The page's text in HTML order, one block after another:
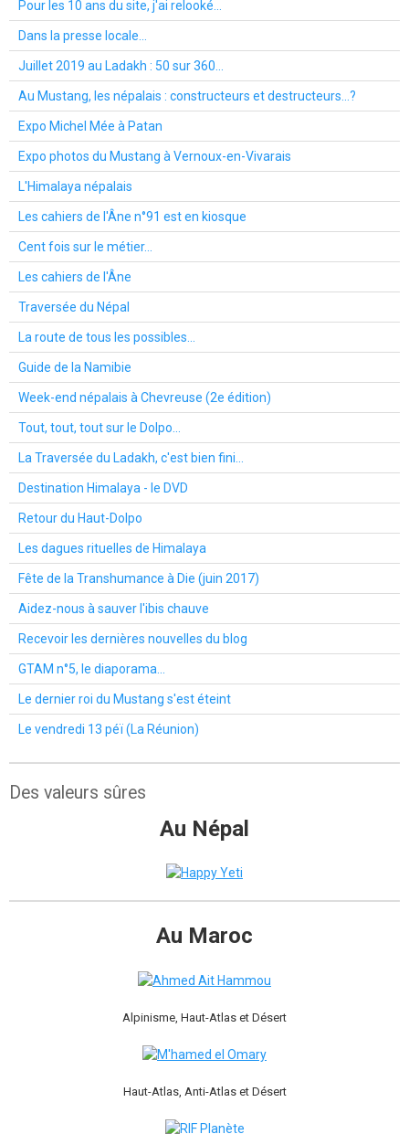
Pour les 10 ans du site, j'ai relooké...
Dans la presse locale...
Juillet 2019 au Ladakh : 50 sur 360...
Au Mustang, les népalais : constructeurs et destructeurs...?
Expo Michel Mée à Patan
Expo photos du Mustang à Vernoux-en-Vivarais
L'Himalaya népalais
Les cahiers de l'Âne n°91 est en kiosque
Cent fois sur le métier...
Les cahiers de l'Âne
Traversée du Népal
La route de tous les possibles...
Guide de la Namibie
Week-end népalais à Chevreuse (2e édition)
Tout, tout, tout sur le Dolpo...
La Traversée du Ladakh, c'est bien fini...
Destination Himalaya - le DVD
Retour du Haut-Dolpo
Les dagues rituelles de Himalaya
Fête de la Transhumance à Die (juin 2017)
Aidez-nous à sauver l'ibis chauve
Recevoir les dernières nouvelles du blog
GTAM n°5, le diaporama...
Le dernier roi du Mustang s'est éteint
Le vendredi 13 péï (La Réunion)
Des valeurs sûres
Au Népal
Au Maroc
Alpinisme, Haut-Atlas et Désert
Haut-Atlas, Anti-Atlas et Désert